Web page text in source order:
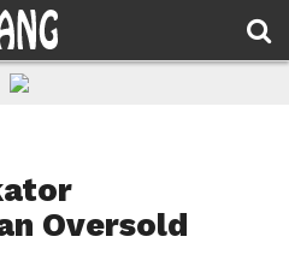
Oversold